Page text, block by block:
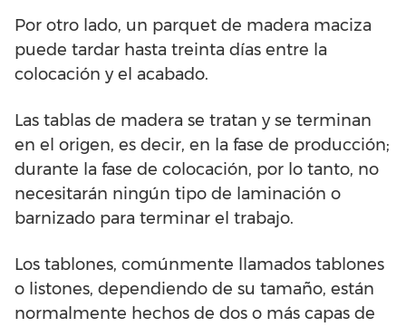
Por otro lado, un parquet de madera maciza
puede tardar hasta treinta días entre la
colocación y el acabado.
Las tablas de madera se tratan y se terminan
en el origen, es decir, en la fase de producción;
durante la fase de colocación, por lo tanto, no
necesitarán ningún tipo de laminación o
barnizado para terminar el trabajo.
Los tablones, comúnmente llamados tablones
o listones, dependiendo de su tamaño, están
normalmente hechos de dos o más capas de